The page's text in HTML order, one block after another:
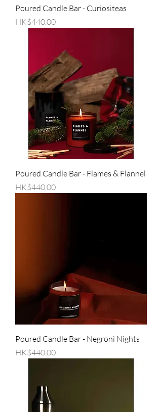
Poured Candle Bar - Curiositeas
價格
HK$440.00
Poured Candle Bar - Flames & Flannel
價格
HK$440.00
Poured Candle Bar - Negroni Nights
價格
HK$440.00